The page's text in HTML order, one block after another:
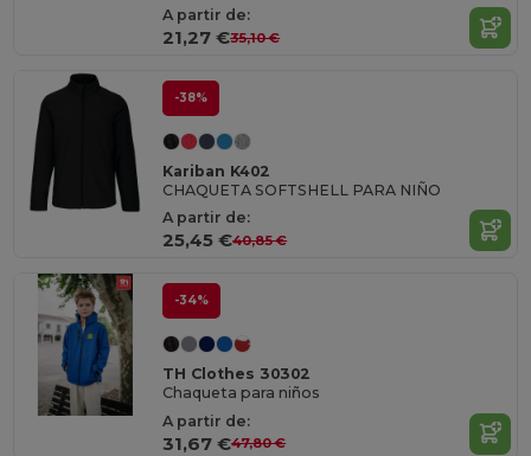
A partir de:
21,27 €35,10 €
-38%
Kariban K402
CHAQUETA SOFTSHELL PARA NIÑO
A partir de:
25,45 €40,85 €
-34%
TH Clothes 30302
Chaqueta para niños
A partir de:
31,67 €47,80 €